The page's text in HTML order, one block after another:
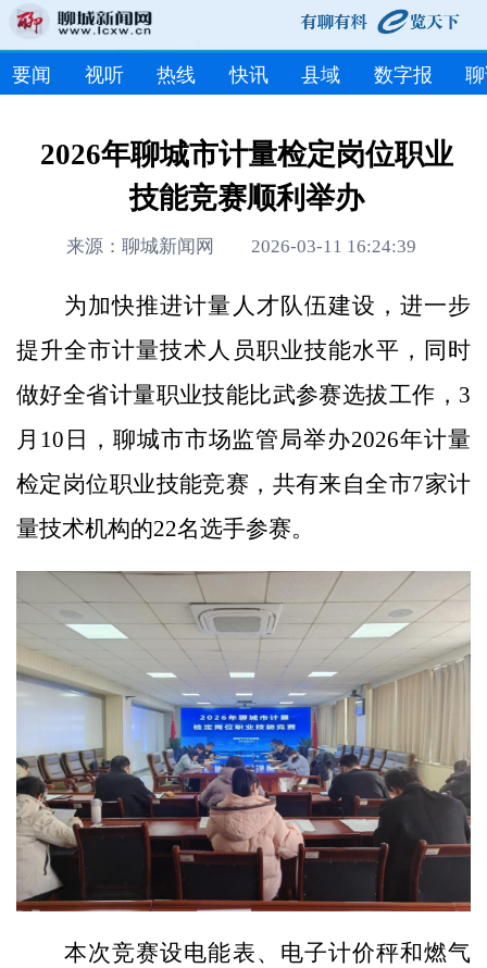
要闻 视听 热线 快讯 县域 数字报
2026年聊城市计量检定岗位职业
技能竞赛顺利举办
来源：聊城新闻网 2026-03-11 16:24:39
为加快推进计量人才队伍建设，进一步
提升全市计量技术人员职业技能水平，同时
做好全省计量职业技能比武参赛选拔工作，3
月10日，聊城市市场监管局举办2026年计量
检定岗位职业技能竞赛，共有来自全市7家计
量技术机构的22名选手参赛。
本次竞赛设电能表、电子计价秤和燃气